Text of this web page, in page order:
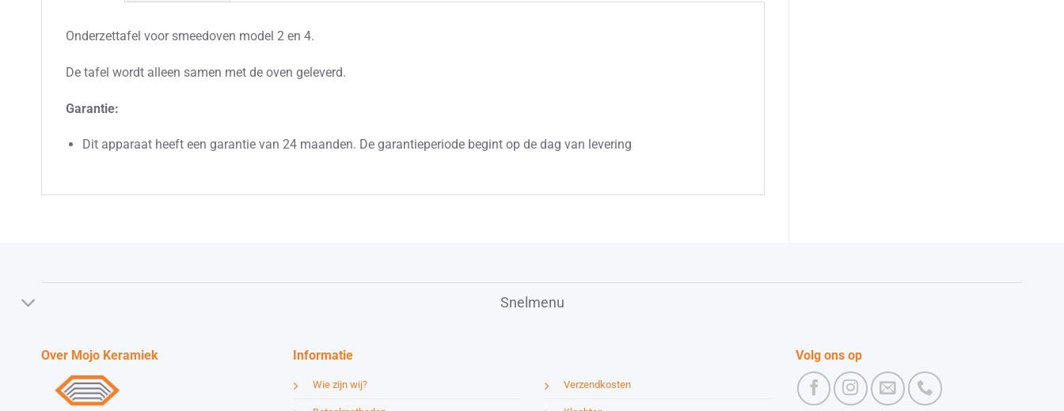
Onderzettafel voor smeedoven model 2 en 4.
De tafel wordt alleen samen met de oven geleverd.
Garantie:
Dit apparaat heeft een garantie van 24 maanden. De garantieperiode begint op de dag van levering
Snelmenu
Over Mojo Keramiek Informatie
Wie zijn wij? Verzendkosten
Volg ons op